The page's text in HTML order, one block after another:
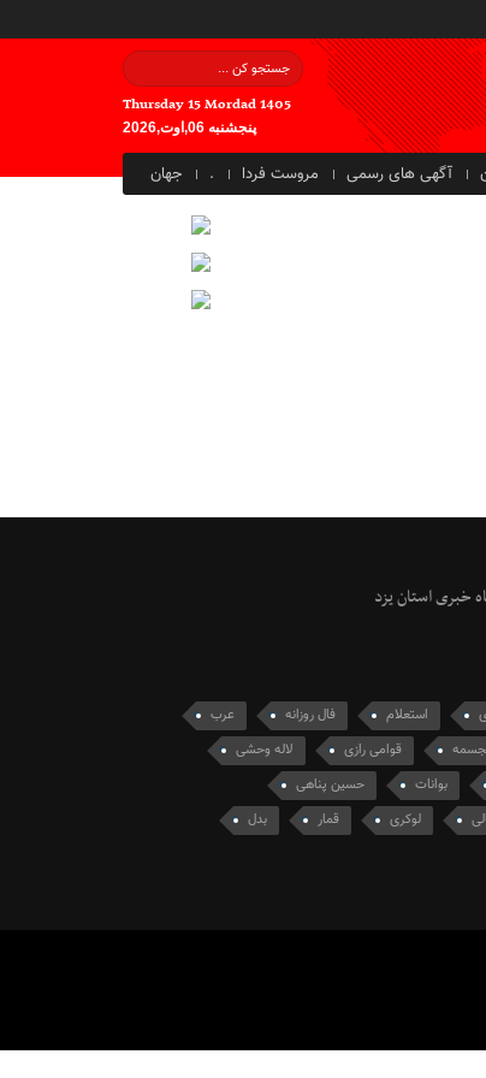
Thursday 15 Mordad 1405
پنجشنبه 06,اوت,2026
آگهی های رسمی مروست فردا . جهان
خبری استان یزد
استعلام فال روزانه
عرب
قوامی رازی
لاله وحشی
بوانات
حسین پناهی
لوکری قمار
بدل